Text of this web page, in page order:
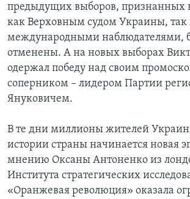
Learning English
СОЦИАЛЬНЫЕ СЕТИ
Языки
предыдущих выборов, признанных
как Верховным судом Украины, так
международными наблюдателями,
отменены. А на новых выборах
одержал победу над своим
соперником – лидером Партии
Януковичем.
В те дни миллионы жителей
истории страны начинается новая
мнению Оксаны Антоненко из
Института стратегических
«Оранжевая революция» оказала